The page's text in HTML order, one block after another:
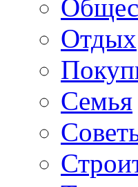
Отдых
Семья